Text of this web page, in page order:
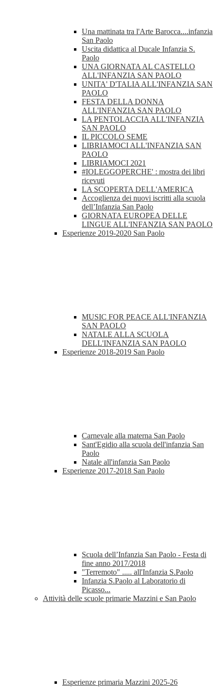
Una mattinata tra l'Arte Barocca....infanzia
San Paolo
Uscita didattica al Ducale Infanzia S.
Paolo
UNA GIORNATA AL CASTELLO
ALL'INFANZIA SAN PAOLO
UNITA' D'TALIA ALL'INFANZIA SAN
PAOLO
FESTA DELLA DONNA
ALL'INFANZIA SAN PAOLO
LA PENTOLACCIA ALL'INFANZIA
SAN PAOLO
IL PICCOLO SEME
LIBRIAMOCI ALL'INFANZIA SAN
PAOLO
LIBRIAMOCI 2021
#IOLEGGOPERCHE' : mostra dei libri
ricevuti
LA SCOPERTA DELL'AMERICA
Accoglienza dei nuovi iscritti alla scuola
dell’Infanzia San Paolo
GIORNATA EUROPEA DELLE
LINGUE ALL'INFANZIA SAN PAOLO
Esperienze 2019-2020 San Paolo
MUSIC FOR PEACE ALL'INFANZIA
SAN PAOLO
NATALE ALLA SCUOLA
DELL'INFANZIA SAN PAOLO
Esperienze 2018-2019 San Paolo
Carnevale alla materna San Paolo
Sant'Egidio alla scuola dell'infanzia San
Paolo
Natale all'infanzia San Paolo
Esperienze 2017-2018 San Paolo
Scuola dell’Infanzia San Paolo - Festa di
fine anno 2017/2018
"Terremoto" ..... all'Infanzia S.Paolo
Infanzia S.Paolo al Laboratorio di
Picasso...
Attività delle scuole primarie Mazzini e San Paolo
Esperienze primaria Mazzini 2025-26